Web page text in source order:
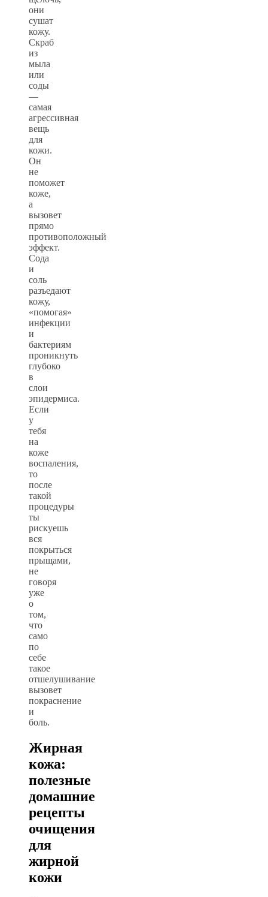
они
сушат
кожу.
Скраб
из
мыла
или
соды
—
самая
агрессивная
вещь
для
кожи.
Он
не
поможет
коже,
а
вызовет
прямо
противоположный
эффект.
Сода
и
соль
разъедают
кожу,
«помогая»
инфекции
и
бактериям
проникнуть
глубоко
в
слои
эпидермиса.
Если
у
тебя
на
коже
воспаления,
то
после
такой
процедуры
ты
рискуешь
вся
покрыться
прыщами,
не
говоря
уже
о
том,
что
само
по
себе
такое
отшелушивание
вызовет
покраснение
и
боль.
Жирная
кожа:
полезные
домашние
рецепты
очищения
для
жирной
кожи